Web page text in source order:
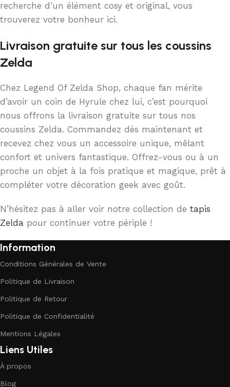
recherche d’un élément cosy et original, vous
trouverez votre bonheur ici.
Livraison gratuite sur tous les coussins
Zelda
Chez Legend Of Zelda Shop, chaque fan mérite
d’avoir un coin de Hyrule chez lui, c’est pourquoi
nous offrons la livraison gratuite sur tous nos
coussins Zelda. Commandez dès maintenant et
recevez chez vous un accessoire unique, mêlant
confort et univers fantastique. Offrez-vous ou à un
proche un objet à la fois pratique et magique, prêt à
compléter votre décoration geek avec goût.
N’hésitez pas à aller voir notre collection de tapis
Zelda pour continuer votre périple !
Information
Conditions Générales de Vente
Politique de Livraison
Politique de Retour
Politique de Confidentialité
Mentions Légales
Liens Utiles
À propos
Blog